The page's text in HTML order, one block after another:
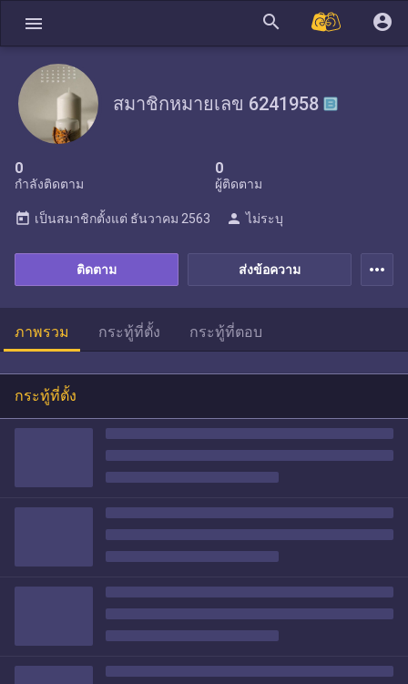
menu search account_circle
สมาชิกหมายเลข 6241958
0
กำลังติดตาม
0
ผู้ติดตาม
ส่งข้อความ
ติดตาม
today เป็นสมาชิกตั้งแต่ ธันวาคม 2563 person ไม่ระบุ
more_horiz
ภาพรวม กระทู้ที่ตั้ง กระทู้ที่ตอบ
กระทู้ที่ตั้ง